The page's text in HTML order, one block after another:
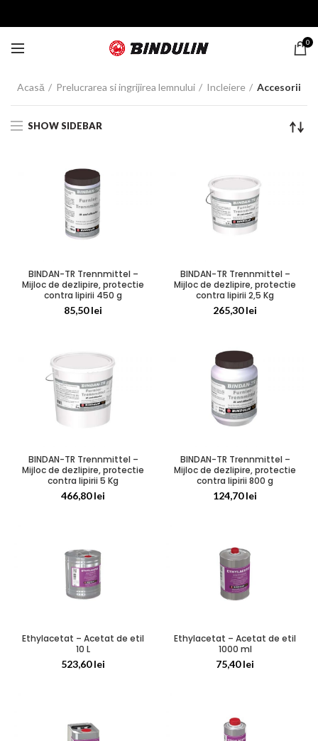
0
Acasă Prelucrarea si ingrijirea lemnului Incleiere Accesorii
SHOW SIDEBAR
BINDAN-TR Trennmittel –
Mijloc de dezlipire, protectie
contra lipirii 450 g
85,50lei
BINDAN-TR Trennmittel –
Mijloc de dezlipire, protectie
contra lipirii 2,5 Kg
265,30lei
BINDAN-TR Trennmittel –
Mijloc de dezlipire, protectie
contra lipirii 5 Kg
466,80lei
BINDAN-TR Trennmittel –
Mijloc de dezlipire, protectie
contra lipirii 800 g
124,70lei
Ethylacetat – Acetat de etil
10 L
523,60lei
Ethylacetat – Acetat de etil
1000 ml
75,40lei